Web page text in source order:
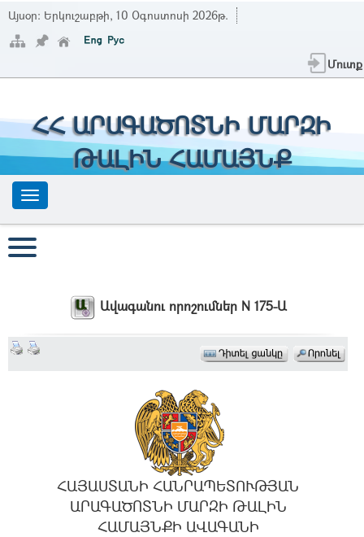
Այսօր: Երկուշաբթի, 10 Օգոստոսի 2026թ.
Մուտք
ՀՀ ԱՐԱԳԱԾՈՏՆԻ ՄԱՐԶԻ
ԹԱԼԻՆ ՀԱՄԱՅՆՔ
Ավագանու որոշումներ N 175-Ա
ՀԱՅԱՍՏԱՆԻ ՀԱՆՐԱՊԵՏՈՒԹՅԱՆ
ԱՐԱԳԱԾՈՏՆԻ ՄԱՐԶԻ ԹԱԼԻՆ
ՀԱՄԱՅՆՔԻ ԱՎԱԳԱՆԻ